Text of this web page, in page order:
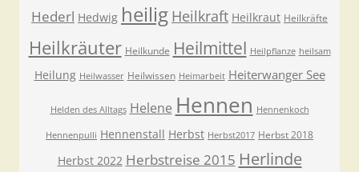
Hederl Hedwig heilig Heilkraft Heilkraut Heilkräfte
Heilkräuter Heilkunde Heilmittel Heilpflanze heilsam
Heilung Heilwasser Heilwissen Heimarbeit Heiterwanger See
Helden des Alltags Helene Hennen Hennenkoch
Hennenpulli Hennenstall Herbst Herbst2017 Herbst 2018
Herbst 2022 Herbstreise 2015 Herlinde